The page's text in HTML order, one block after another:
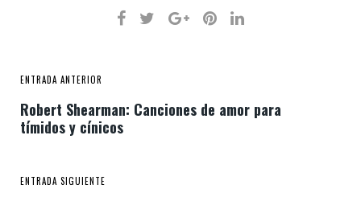
ENTRADA ANTERIOR
Robert Shearman: Canciones de amor para
tímidos y cínicos
ENTRADA SIGUIENTE